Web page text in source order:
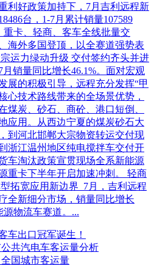
利好政策加持下，7月吉利远程新
台，1-7月累计销量107589
重卡、轻商、客车全线批量交
海外多国登顶，以全赛道强势表
运力绿动升级 交付签约齐头并进
销量同比增长46.1%。面对宏观
展的积极引导，远程充分发挥“甲
心技术路线带来的全场景优势，
煤炭、砂石、商砼、港口短倒、
应用。从西边宁夏的煤炭砂石大
到河北邯郸大宗物资转运交付现
浙江温州地区纯电搅拌车交付开
车淘汰政策宣贯现场全系新能源
重卡下半年开启加速冲刺。 轻商
拓宽应用新边界 7月，吉利远程
全新细分市场，销量同比增长
源物流车赛道。...
车出口冠军诞生！
共汽电车客运量分析
国城市客运量